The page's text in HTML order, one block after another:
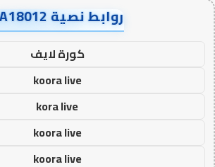
روابط نصية AA18012
كورة لايف
koora live
kora live
koora live
koora live